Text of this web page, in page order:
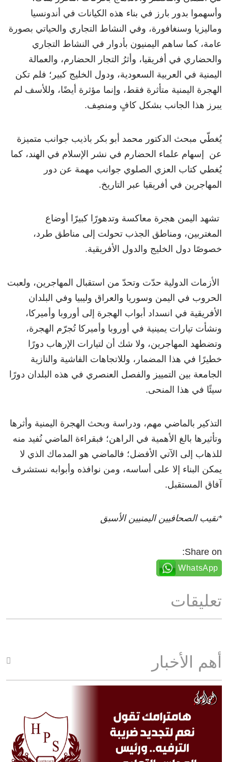
وأسهموا بدور بارز في بناء هذه الكيانات في أندونسيا
وماليزيا وسنغافورة، وفي النشاط التجاري والحياتي بصورة
عامة، كما ساهم اليمنيون بأدوار في النشاط التجاري
والحضاري في أفريقيا، وأثرُ التجار الحضارم، والعمالة
اليمنية في العربية السعودية، ودول الخليج كبير؛ فلم تكن
الهجرة اليمنية متأثرة فقط، وإنما مؤثرة أيضًا، وللأسف لم
يبرز هذا الجانب بشكل كافٍ ومنصِف.
يُغطّي مبحث الدكتور محمد أبو بكر باذيب جوانب متميزة
عن إسهام علماء الحضارم في نشر الإسلام في الهند، كما
يُغطي كتاب العزي الصلوي جوانب مهمة عن دور
المهاجرين في أفريقيا عبر التاريخ.
تشهد اليمن هجرة معاكسة وتدهورًا كبيرًا أوضاع
المغتربين، ومناطق الجذب تحولت إلى مناطق طرد،
خصوصًا دول الخليج والدول الأفريقية.
الأزمات الدولية حدّت وتحدّ من استقبال المهاجرين، ولعبت
الحروب في اليمن وسوريا والعراق وليبيا وفي البلدان
الأفريقية في انسداد أبواب الهجرة إلى أوروبا وأميركا،
ونشأت تيارات يمينية في أوروبا وأميركا تُجرّم الهجرة،
وتضطهد المهاجرين، ولا شك أن لتيارات الإرهاب دورًا
خطيرًا في هذا المضمار، وللاتجاهات الفاشية والنازية
الجامعة بين التمييز والفصل العنصري في هذه البلدان دورًا
سيئًا في هذا المنحى.
التذكير بالماضي مهم، ودراسة وبحث الهجرة اليمنية وأثرها
وتأثيرها بالغ الأهمية في الراهن؛ فبقراءة الماضي نُفيد منه
للذهاب إلى الآتي الأفضل؛ فالماضي هو المدماك الذي لا
يمكن البناء إلا على أساسه، ومن نوافذه وأبوابه نستشرف
آفاق المستقبل.
*نقيب الصحافيين اليمنيين الأسبق
Share on:
WhatsApp
تعليقات
أهم الأخبار